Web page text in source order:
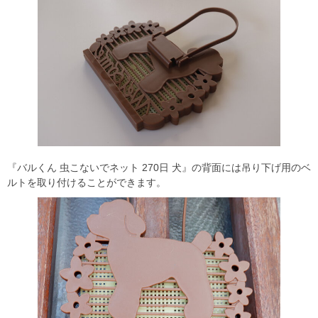
『バルくん 虫こないでネット 270日 犬』の背面には吊り下げ用のベ
ルトを取り付けることができます。